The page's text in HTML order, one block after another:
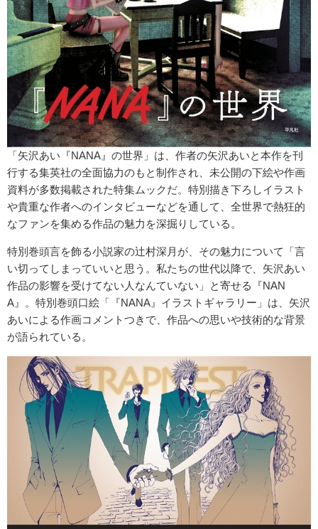
「矢沢あい『NANA』の世界」は、作者の矢沢あいと本作を刊
行する集英社の全面協力のもと制作され、未公開の下絵や作画
資料が多数掲載された特集ムックだ。特別描き下ろしイラスト
や貴重な作者へのインタビューなどを通して、全世界で熱狂的
なファンを集める作品の魅力を深掘りしている。
特別巻頭言を飾る小説家の辻村深月が、その魅力について「言
い切ってしまっていいと思う。私たちの世代以降で、矢沢あい
作品の影響を受けてない人なんていない」と寄せる『NAN
A』。特別巻頭口絵「『NANA』イラストギャラリー」は、矢沢
あいによる作画コメントつきで、作品への思いや技術的な背景
が語られている。